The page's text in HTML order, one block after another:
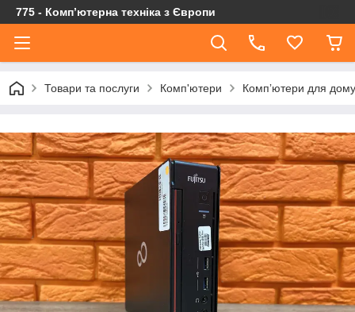
775 - Компʼютерна техніка з Європи
Товари та послуги Комп'ютери Компʼютери для